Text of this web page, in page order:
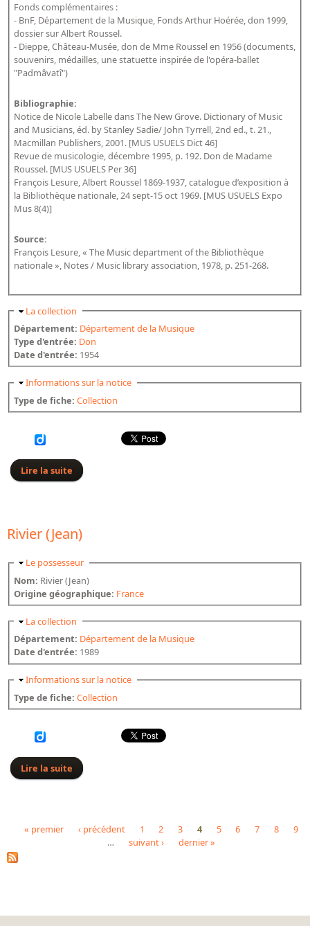
Fonds complémentaires :
- BnF, Département de la Musique, Fonds Arthur Hoérée, don 1999,
dossier sur Albert Roussel.
- Dieppe, Château-Musée, don de Mme Roussel en 1956 (documents,
souvenirs, médailles, une statuette inspirée de l'opéra-ballet
"Padmâvatî")
Bibliographie:
Notice de Nicole Labelle dans The New Grove. Dictionary of Music
and Musicians, éd. by Stanley Sadie/ John Tyrrell, 2nd ed., t. 21.,
Macmillan Publishers, 2001. [MUS USUELS Dict 46]
Revue de musicologie, décembre 1995, p. 192. Don de Madame
Roussel. [MUS USUELS Per 36]
François Lesure, Albert Roussel 1869-1937, catalogue d’exposition à
la Bibliothèque nationale, 24 sept-15 oct 1969. [MUS USUELS Expo
Mus 8(4)]
Source:
François Lesure, « The Music department of the Bibliothèque
nationale », Notes / Music library association, 1978, p. 251-268.
Masquer
La collection
Département: Département de la Musique
Type d'entrée: Don
Date d'entrée: 1954
Masquer
Informations sur la notice
Type de fiche:Collection
Lire la suite de Roussel
Rivier (Jean)
Masquer
Le possesseur
Nom: Rivier (Jean)
Origine géographique: France
Masquer
La collection
Département: Département de la Musique
Date d'entrée: 1989
Masquer
Informations sur la notice
Type de fiche:Collection
Lire la suite de Rivier (Jean)
Pages
« premier ‹ précédent 1 2 3 4 5 6 7 8
9
…
suivant › dernier »